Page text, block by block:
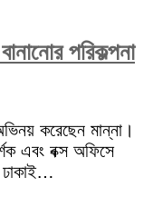
পরিকল্পনা
করেছেন মান্না।
এবং বক্স অফিসে